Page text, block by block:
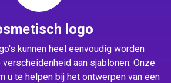
logo
kunnen heel eenvoudig worden
aan sjablonen. Onze
u te helpen bij het ontwerpen van een